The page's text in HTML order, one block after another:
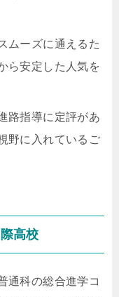
ムーズに通えるた
ら安定した人気を
路指導に定評があ
野に入れているご
高校
通科の総合進学コ